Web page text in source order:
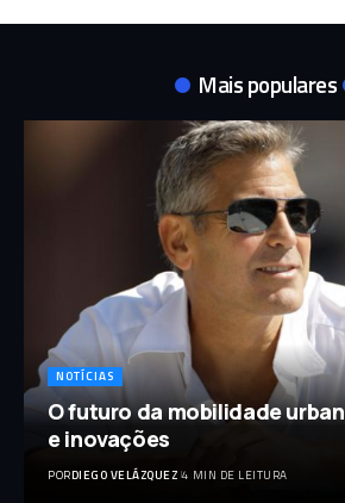
Mais populares
NOTÍCIAS
O futuro da mobilidade
e inovações
PORDIEGO VELÁZQUEZ 4 MIN DE LEITURA